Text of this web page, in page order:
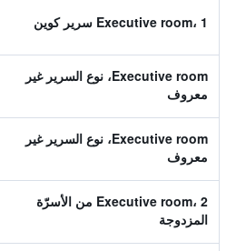
Executive room، 1 سرير كوين
Executive room، نوع السرير غير
معروف
Executive room، نوع السرير غير
معروف
Executive room، 2 من الأسرّة
المزدوجة